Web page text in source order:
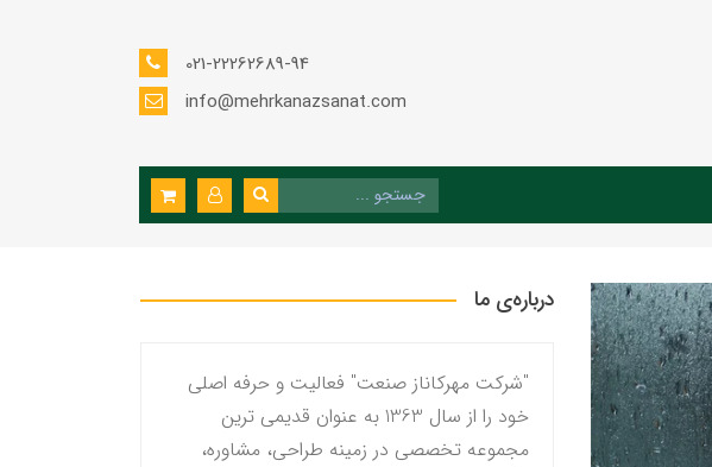
021-22262689-94
info@mehrkanazsanat.com
درباره‌ی ما
"شرکت مهرکاناز صنعت" فعالیت و حرفه اصلی
خود را از سال 1363 به عنوان قدیمی ترین
مجموعه تخصصی در زمینه طراحی، مشاوره،